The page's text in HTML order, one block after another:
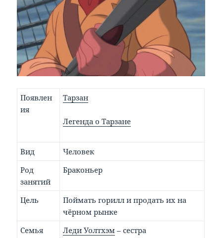
Появлен
ия
Тарзан
Легенда о Тарзане
Вид
Человек
Род
занятий
Браконьер
Цель
Поймать горилл и продать их на
чёрном рынке
Семья
Леди Уолтхэм – сестра